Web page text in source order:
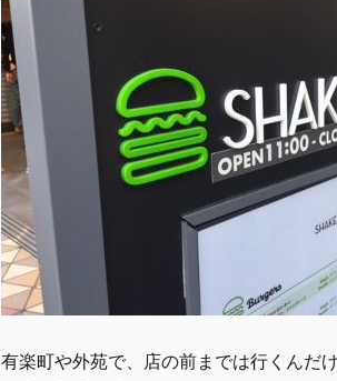
有楽町や外苑で、店の前までは行くんだ